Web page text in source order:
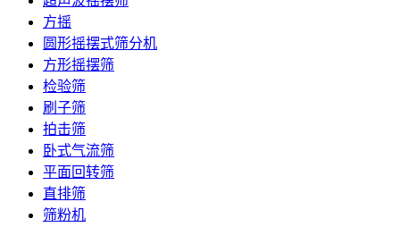
方摇
圆形摇摆式筛分机
方形摇摆筛
检验筛
刷子筛
拍击筛
卧式气流筛
平面回转筛
直排筛
筛粉机